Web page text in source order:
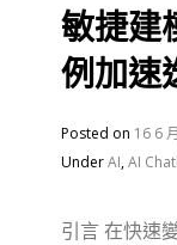
敏捷建
例加速
Posted on 16 6
UnderAI,AI
引言 在快速